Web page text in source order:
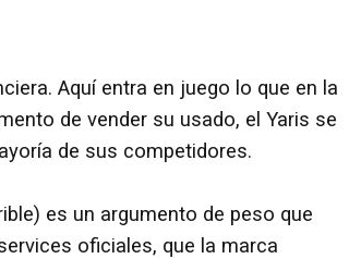
Aquí entra en juego lo que en la
de vender su usado, el Yaris se
de sus competidores.
es un argumento de peso que
oficiales, que la marca